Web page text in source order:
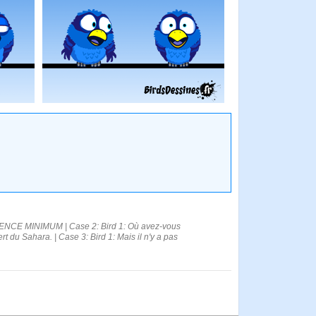
MINIMUM | Case 2: Bird 1: Où avez-vous
du Sahara. | Case 3: Bird 1: Mais il n'y a pas